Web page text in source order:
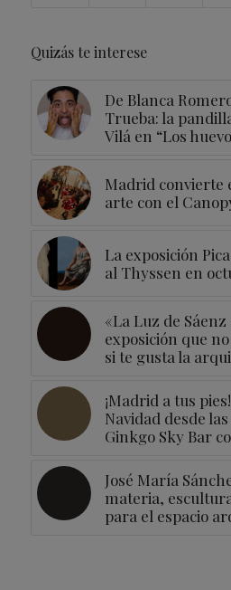
Quizás te interese
De Blanca
Trueba: la
Vilá en “Los
Madrid convierte
arte con el
La exposición
al Thyssen en
«La Luz de Sáenz
exposición que
si te gusta la
¡Madrid a tus
Navidad desde
Ginkgo Sky Bar
José María
materia,
para el espacio